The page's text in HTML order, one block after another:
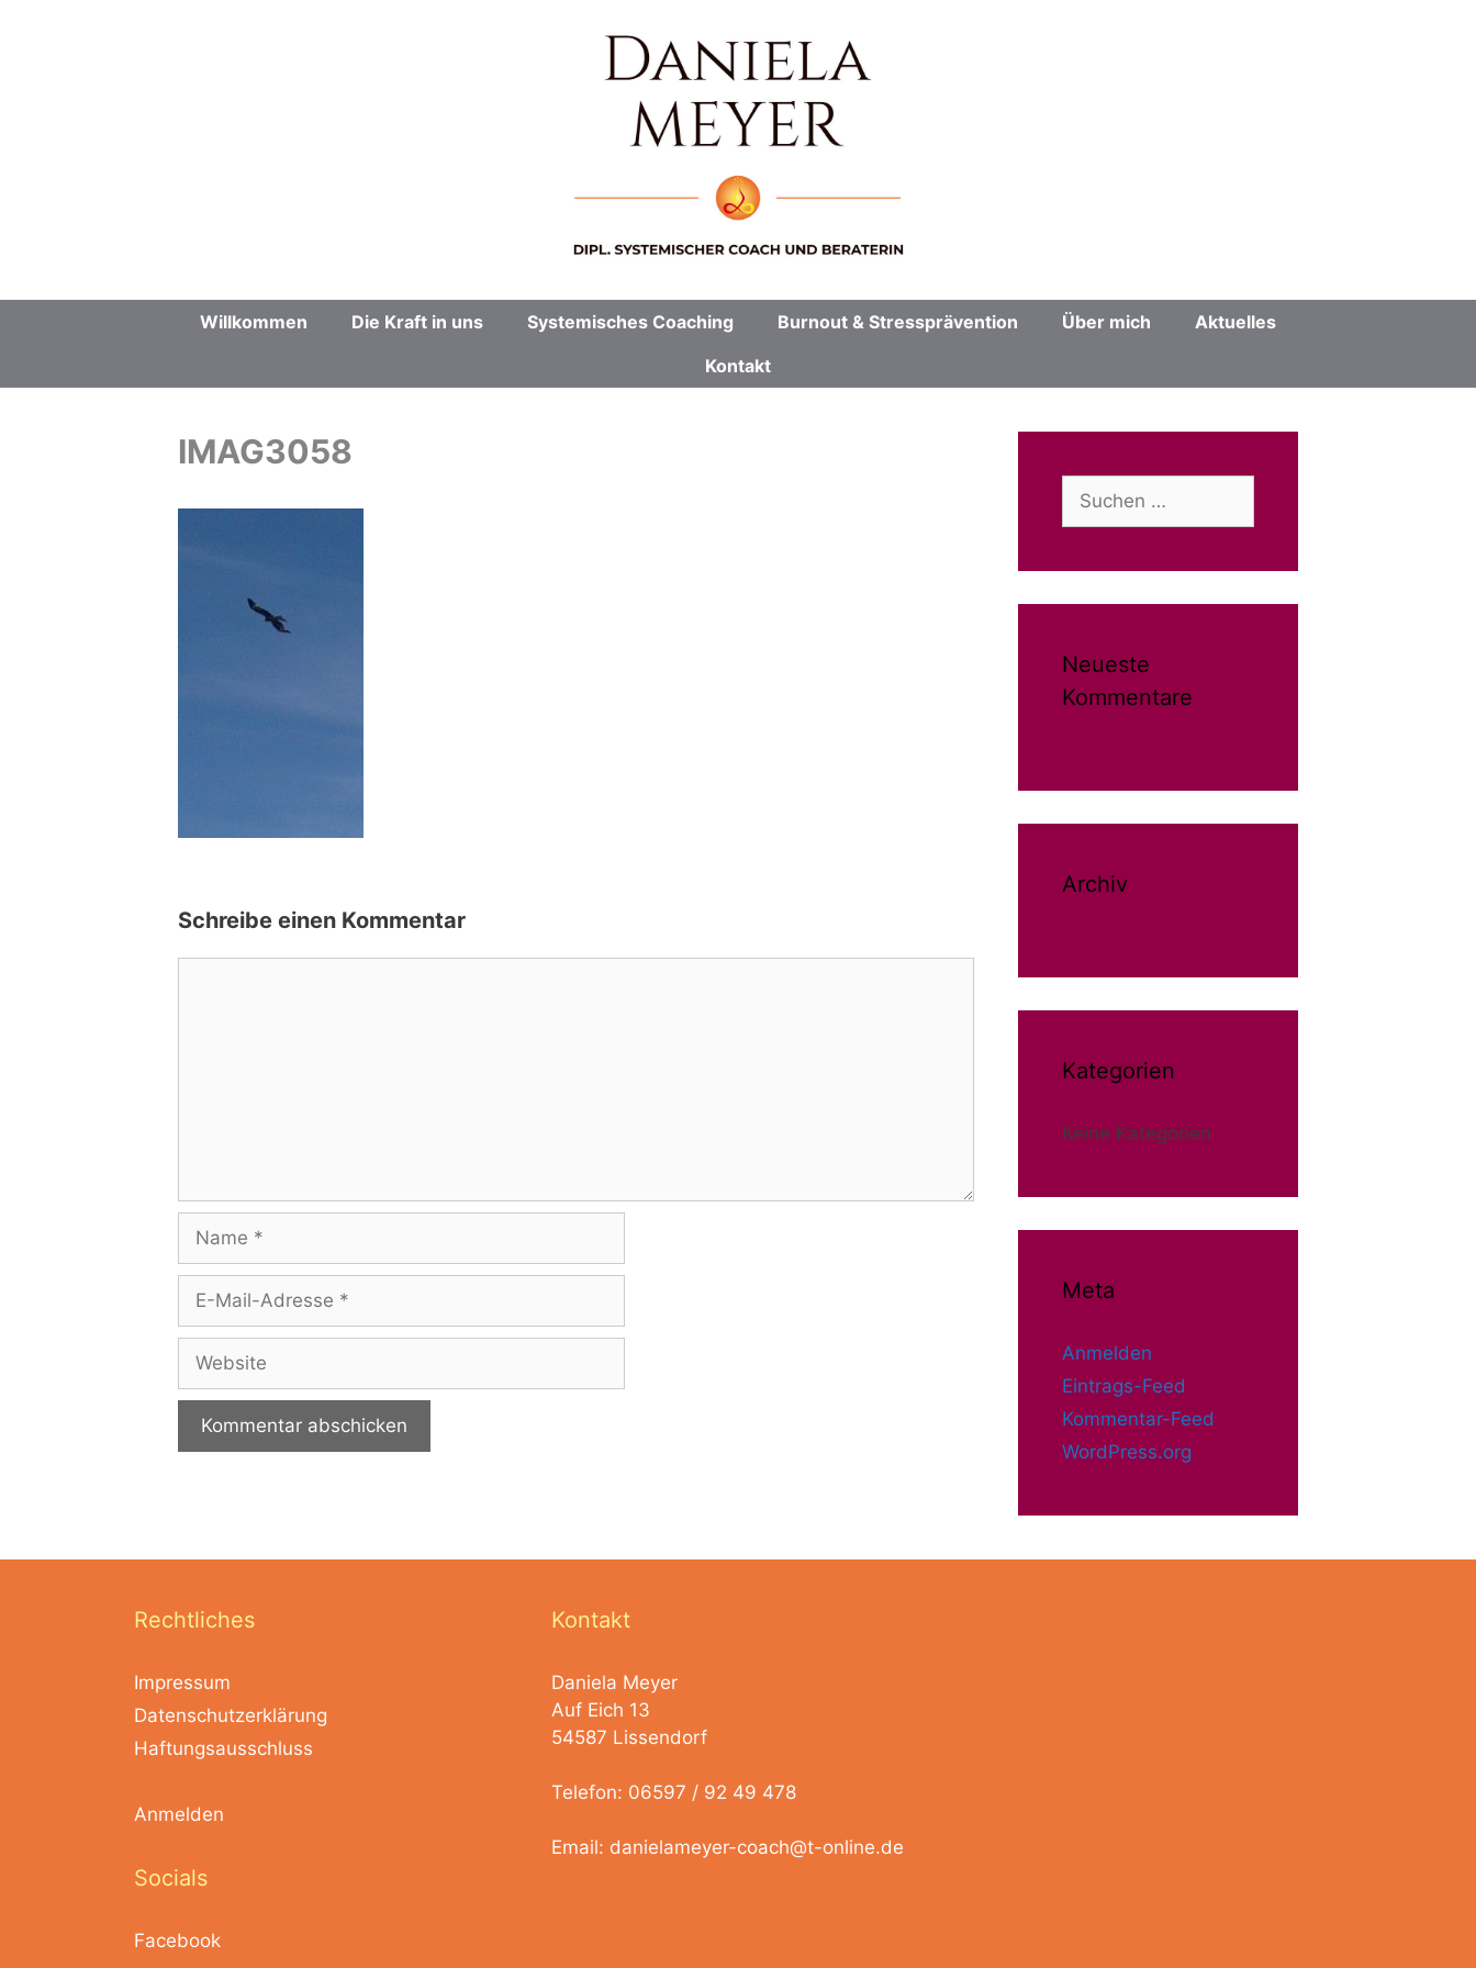
Willkommen Die Kraft in uns Systemisches Coaching Burnout & Stressprävention Über mich
Aktuelles
Kontakt
IMAG3058
Schreibe einen Kommentar
Mail-
Adresse
Suchen
nach:
Neueste
Kommentare
Archiv
Kategorien
Keine Kategorien
Meta
Anmelden
Eintrags-Feed
Kommentar-Feed
WordPress.org
Rechtliches
Impressum
Datenschutzerklärung
Haftungsausschluss
Anmelden
Socials
Facebook
Kontakt
Daniela Meyer
Auf Eich 13
54587 Lissendorf
Telefon: 06597 / 92 49 478
Email: danielameyer-coach@t-online.de